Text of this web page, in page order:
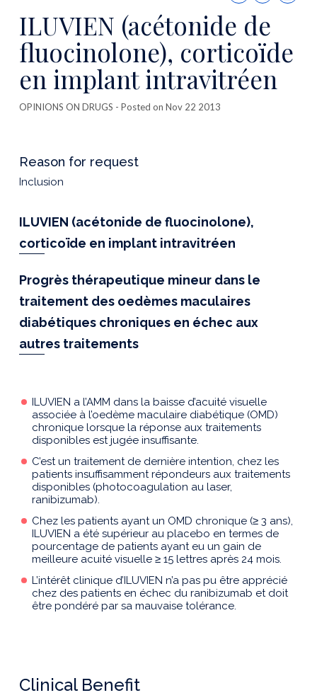
this
publication
ILUVIEN (acétonide de
fluocinolone), corticoïde
en implant intravitréen
OPINIONS ON DRUGS - Posted on Nov 22 2013
Reason for request
Inclusion
ILUVIEN (acétonide de fluocinolone),
corticoïde en implant intravitréen
Progrès thérapeutique mineur dans le
traitement des oedèmes maculaires
diabétiques chroniques en échec aux
autres traitements
ILUVIEN a l’AMM dans la baisse d’acuité visuelle
associée à l’oedème maculaire diabétique (OMD)
chronique lorsque la réponse aux traitements
disponibles est jugée insuffisante.
C’est un traitement de dernière intention, chez les
patients insuffisamment répondeurs aux traitements
disponibles (photocoagulation au laser,
ranibizumab).
Chez les patients ayant un OMD chronique (≥ 3 ans),
ILUVIEN a été supérieur au placebo en termes de
pourcentage de patients ayant eu un gain de
meilleure acuité visuelle ≥ 15 lettres après 24 mois.
L’intérêt clinique d’ILUVIEN n’a pas pu être apprécié
chez des patients en échec du ranibizumab et doit
être pondéré par sa mauvaise tolérance.
Clinical Benefit